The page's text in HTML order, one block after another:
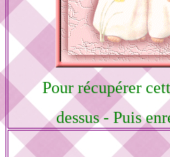
Pour récupérer
dessus - Puis